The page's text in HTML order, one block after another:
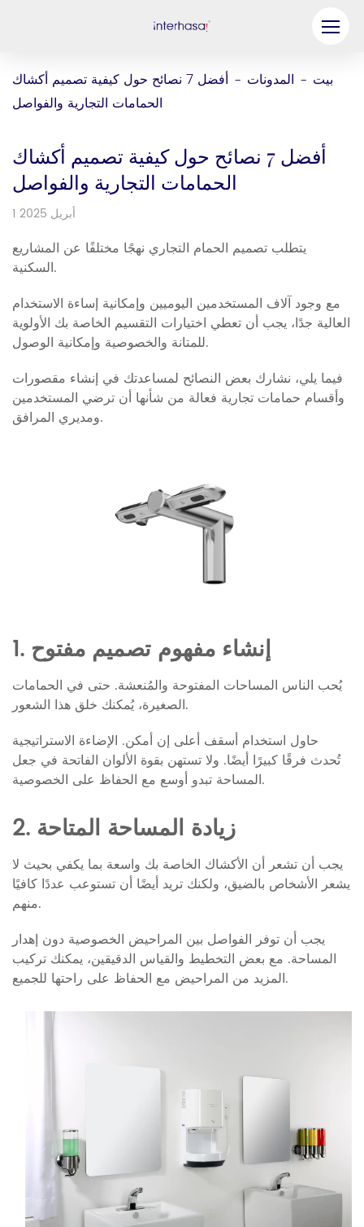
بيت - المدونات -
أفضل 7 نصائح حول كيفية تصميم أكشاك
الحمامات التجارية والفواصل
أفضل 7 نصائح حول كيفية تصميم أكشاك
الحمامات التجارية والفواصل
1 أبريل 2025
يتطلب تصميم الحمام التجاري نهجًا مختلفًا عن المشاريع
السكنية.
مع وجود آلاف المستخدمين اليوميين وإمكانية إساءة الاستخدام
العالية جدًا، يجب أن تعطي اختيارات التقسيم الخاصة بك الأولوية
للمتانة والخصوصية وإمكانية الوصول.
فيما يلي، نشارك بعض النصائح لمساعدتك في إنشاء مقصورات
وأقسام حمامات تجارية فعالة من شأنها أن ترضي المستخدمين
ومديري المرافق.
1. إنشاء مفهوم تصميم مفتوح
يُحب الناس المساحات المفتوحة والمُنعشة. حتى في الحمامات
الصغيرة، يُمكنك خلق هذا الشعور.
حاول استخدام أسقف أعلى إن أمكن. الإضاءة الاستراتيجية
تُحدث فرقًا كبيرًا أيضًا. ولا تستهن بقوة الألوان الفاتحة في جعل
المساحة تبدو أوسع مع الحفاظ على الخصوصية.
2. زيادة المساحة المتاحة
يجب أن تشعر أن الأكشاك الخاصة بك واسعة بما يكفي بحيث لا
يشعر الأشخاص بالضيق، ولكنك تريد أيضًا أن تستوعب عددًا كافيًا
منهم.
يجب أن توفر الفواصل بين المراحيض الخصوصية دون إهدار
المساحة. مع بعض التخطيط والقياس الدقيقين، يمكنك تركيب
المزيد من المراحيض مع الحفاظ على راحتها للجميع.
منتج
شركة
كن شريكنا
حل
موارد
اتصل بنا